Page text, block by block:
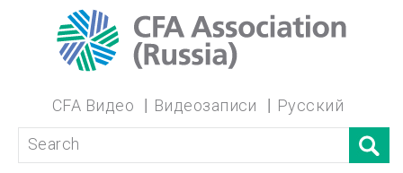
CFA Видео Видеозаписи Русский